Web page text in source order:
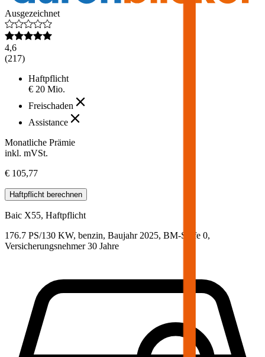
Ausgezeichnet
4,6
(217)
Haftpflicht
€ 20 Mio.
Freischaden
Assistance
Monatliche Prämie
inkl. mVSt.
€ 105,77
Haftpflicht berechnen
Baic X55, Haftpflicht
176.7 PS/130 KW, benzin, Baujahr 2025, BM-Stufe 0,
Versicherungsnehmer 30 Jahre